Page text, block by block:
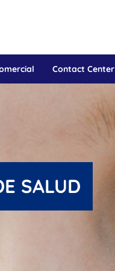
Contact Center
SALUD